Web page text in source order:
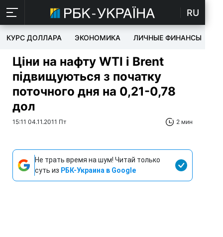
RU
КУРС ДОЛЛАРА ЭКОНОМИКА ЛИЧНЫЕ ФИНАНСЫ
Ціни на нафту WTI і Brent
підвищуються з початку
поточного дня на 0,21-0,78
дол
15:11 04.11.2011 Пт 2 мин
Не трать время на шум! Читай только
суть из РБК-Украина в Google